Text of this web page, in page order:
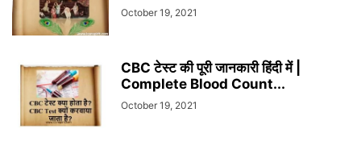
October 19, 2021
CBC टेस्ट की पूरी जानकारी हिंदी में |
Complete Blood Count...
October 19, 2021